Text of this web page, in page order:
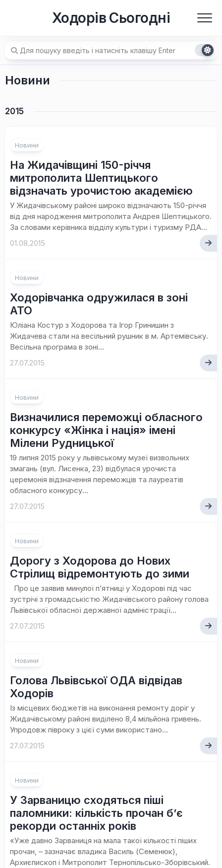
Ходорів Сьогодні
Новини
2015
Новини
На Жидачівщині 150-річчя
митрополита Шептицького
відзначать урочистою академією
У Жидачівському районі широко відзначають 150-річчя
від дня народження митрополита Андрея Шептицького.
За словами керівника відділу культури і туризму РДА...
01.08.2015
Новини
Ходорівчанка одружилася в зоні
АТО
Юліана Костур з Ходорова та Ігор Гринишин з
Жидачева стали на весільний рушник в м. Артемівську.
Весільна програма в зоні...
27.07.2015
Новини
Визначилися переможці обласного
конкурсу «Жінка і нація» імені
Мілени Рудницької
19 липня 2015 року у львівському музеї визвольних
змагань (вул. Лисенка, 23) відбулася урочиста
церемонія відзначення переможців та лауреатів
обласного конкурсу...
27.07.2015
Новини
Дорогу з Ходорова до Нових
Стрілищ відремонтують до зими
Про це заявив минулої п’ятниці у Ходорові під час
зустрічі з громадськістю Жидачівського району голова
Львівської обласної державної адміністрації...
27.07.2015
Новини
Голова Львівської ОДА відвідав
Ходорів
Із місцевих бюджетів на виконання ремонту доріг у
Жидачівському районі виділено 8,4 мільйона гривень.
Упродовж півроку з цієї суми використано...
27.07.2015
Новини
У Зарваницю сходяться піші
паломники: кількість прочан б’є
рекорди останніх років
«Уже давно Зарваниця на мала такої кількості піших
прочан, – зазначає владика Василь (Семенюк),
Архиєпископ і Митрополит Тернопільсько-Зборівський.